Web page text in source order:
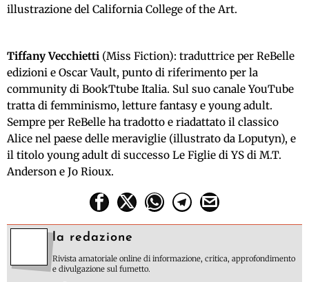
illustrazione del California College of the Art.
Tiffany Vecchietti (Miss Fiction): traduttrice per ReBelle
edizioni e Oscar Vault, punto di riferimento per la
community di BookTtube Italia. Sul suo canale YouTube
tratta di femminismo, letture fantasy e young adult.
Sempre per ReBelle ha tradotto e riadattato il classico
Alice nel paese delle meraviglie (illustrato da Loputyn), e
il titolo young adult di successo Le Figlie di YS di M.T.
Anderson e Jo Rioux.
la redazione
Rivista amatoriale online di informazione, critica, approfondimento
e divulgazione sul fumetto.